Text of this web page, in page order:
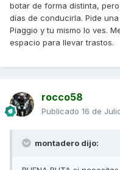
botar de forma distinta,
días de conducirla. Pide
Piaggio y tu mismo lo ves.
espacio para llevar trastos.
rocco58
Publicado 16 de
montadero dijo: